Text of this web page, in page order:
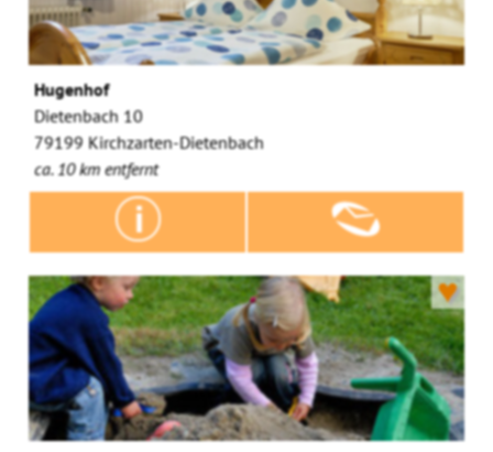
Hugenhof
Dietenbach 10
79199 Kirchzarten-Dietenbach
ca. 10 km entfernt
♥